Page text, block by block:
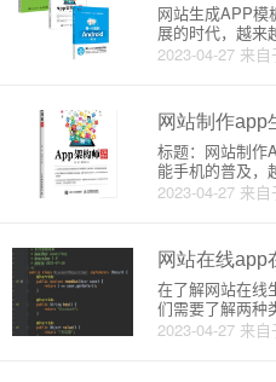
2023-04-27 来自
网站生成APP模
展的时代，越来
转化为移动应用
体验。在这种
并详细介绍相关
网站制作app
2023-04-27 来自
标题：网站制作
能手机的普及，
和获取信息。因
用程序(APP)变
网站转化为AP
网站在线app
2023-04-27 来自
在了解网站在线
们需要了解两种
生App是为特定
直接安装在用